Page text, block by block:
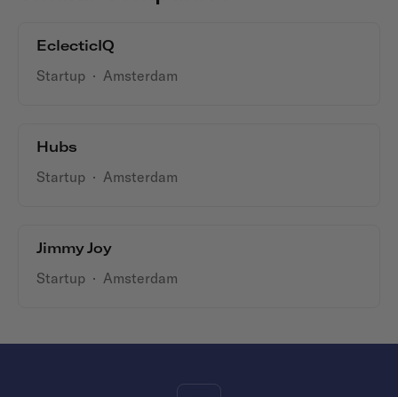
EclecticIQ
Startup · Amsterdam
Hubs
Startup · Amsterdam
Jimmy Joy
Startup · Amsterdam